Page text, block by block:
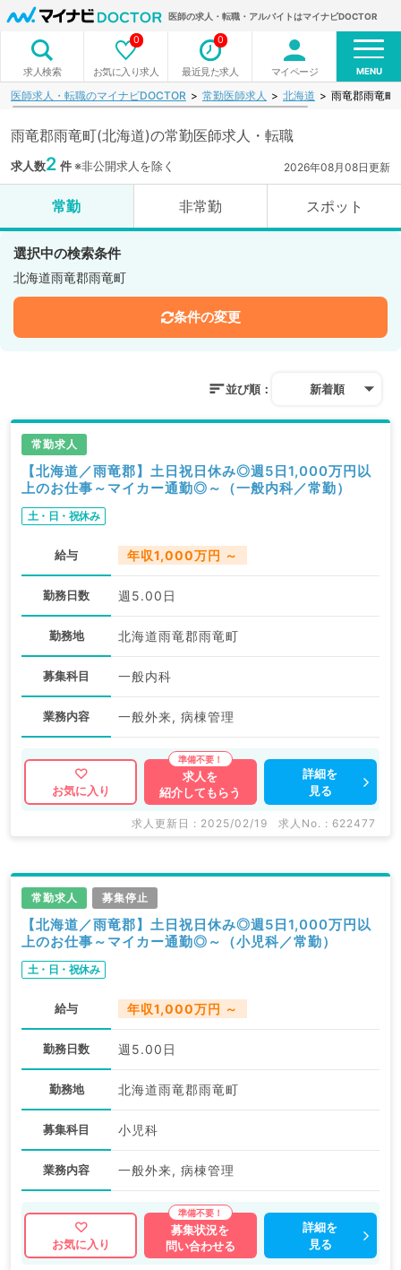
医師の求人・転職・アルバイトはマイナビDOCTOR
求人検索 お気に入り求人
0
最近見た求人
0
マイページ MENU
医師求人・転職のマイナビDOCTOR 常勤医師求人 北海道 雨竜郡雨竜町
雨竜郡雨竜町(北海道)の常勤医師求人・転職
求人数2 件※非公開求人を除く 2026年08月08日更新
常勤 非常勤 スポット
選択中の検索条件
北海道雨竜郡雨竜町
条件の変更
並び順： 新着順
常勤求人
【北海道／雨竜郡】土日祝日休み◎週5日1,000万円以
上のお仕事～マイカー通勤◎～（一般内科／常勤）
土・日・祝休み
給与 年収1,000万円 ～
勤務日数 週5.00日
勤務地 北海道雨竜郡雨竜町
募集科目 一般内科
業務内容 一般外来, 病棟管理
お気に入り
求人を
紹介してもらう
詳細を
見る
求人更新日 : 2025/02/19 求人No. : 622477
常勤求人 募集停止
【北海道／雨竜郡】土日祝日休み◎週5日1,000万円以
上のお仕事～マイカー通勤◎～（小児科／常勤）
土・日・祝休み
給与 年収1,000万円 ～
勤務日数 週5.00日
勤務地 北海道雨竜郡雨竜町
募集科目 小児科
業務内容 一般外来, 病棟管理
お気に入り
募集状況を
問い合わせる
詳細を
見る